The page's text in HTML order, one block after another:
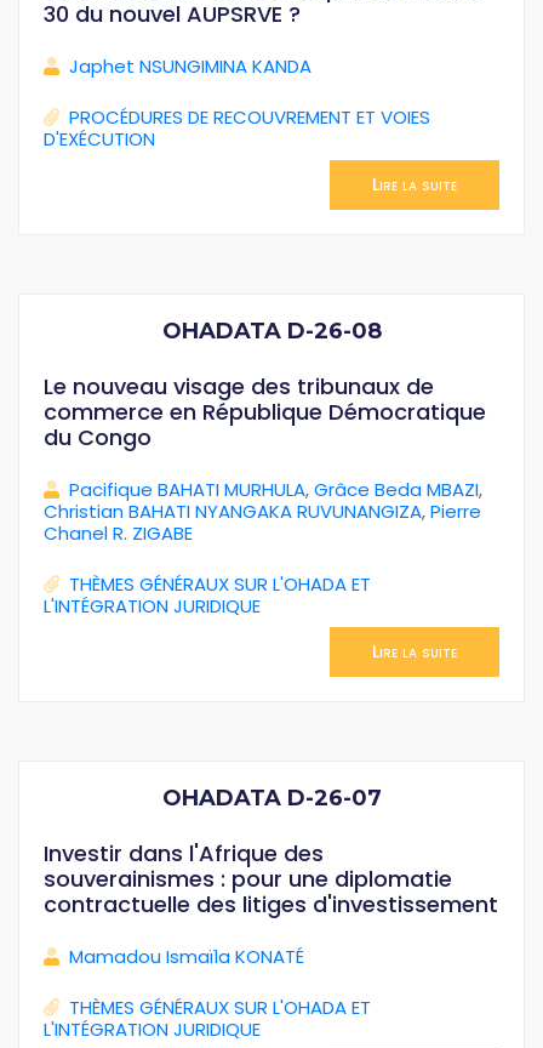
30 du nouvel AUPSRVE ?
Japhet NSUNGIMINA KANDA
PROCÉDURES DE RECOUVREMENT ET VOIES
D'EXÉCUTION
Lire la suite
OHADATA D-26-08
Le nouveau visage des tribunaux de
commerce en République Démocratique
du Congo
Pacifique BAHATI MURHULA,Grâce Beda MBAZI,
Christian BAHATI NYANGAKA RUVUNANGIZA,Pierre
Chanel R. ZIGABE
THÈMES GÉNÉRAUX SUR L'OHADA ET
L'INTÉGRATION JURIDIQUE
Lire la suite
OHADATA D-26-07
Investir dans l'Afrique des
souverainismes : pour une diplomatie
contractuelle des litiges d'investissement
Mamadou Ismaïla KONATÉ
THÈMES GÉNÉRAUX SUR L'OHADA ET
L'INTÉGRATION JURIDIQUE